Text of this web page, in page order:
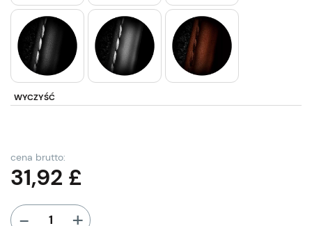
WYCZYŚĆ
cena brutto:
31,92 £
- +